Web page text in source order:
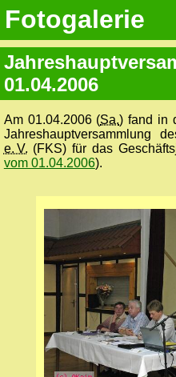
Fotogalerie
01.04.2006
Am 01.04.2006 (Sa.) fand in
Jahreshauptversammlung
e. V. (FKS) für das
vom 01.04.2006).